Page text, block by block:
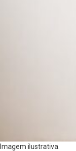
Imagem ilustrativa.